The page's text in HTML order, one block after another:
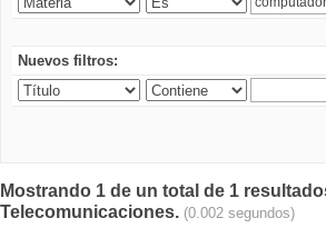
Nuevos filtros:
Mostrando 1 de un total de 1
Telecomunicaciones. (0.002 segundos)